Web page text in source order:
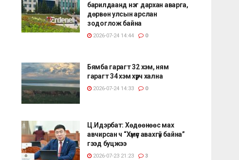
барилдаанд нэг дархан аварга,
дөрвөн улсын арслан
зодоглож байна
2026-07-24 14:44 0
Бямба гарагт 32 хэм, ням
гарагт 34 хэм хүрч хална
2026-07-24 14:33 0
Ц.Идэрбат: Хөдөөнөөс мах
авчирсан ч “Хүмүүс авахгүй байна”
гээд буцжээ
2026-07-23 21:23 3